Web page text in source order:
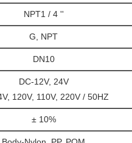
NPT1 / 4 ''
G, NPT
DN10
DC-12V, 24V
120V, 110V, 220V / 50HZ
± 10%